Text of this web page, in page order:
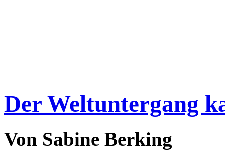
Der Weltuntergang
Von Sabine Berking